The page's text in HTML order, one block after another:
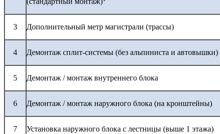
3 Дополнительный метр магистрали (трассы)
4 Демонтаж сплит-системы (без альпиниста и автовышки)
5 Демонтаж / монтаж внутреннего блока
6 Демонтаж / монтаж наружного блока (на кронштейны)
7 Установка наружного блока с лестницы (выше 1 этажа)